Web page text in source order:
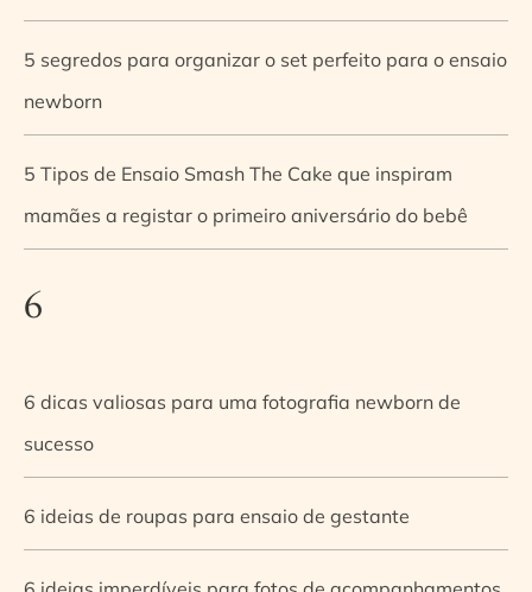
5 segredos para organizar o set perfeito para o ensaio
newborn
5 Tipos de Ensaio Smash The Cake que inspiram
mamães a registar o primeiro aniversário do bebê
6
6 dicas valiosas para uma fotografia newborn de
sucesso
6 ideias de roupas para ensaio de gestante